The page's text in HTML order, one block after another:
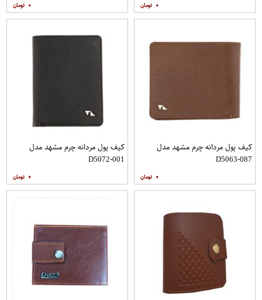
۰ ۰
کیف پول مردانه چرم مشهد مدل
D5063-087
۰
کیف پول مردانه چرم مشهد مدل
D5072-001
۰